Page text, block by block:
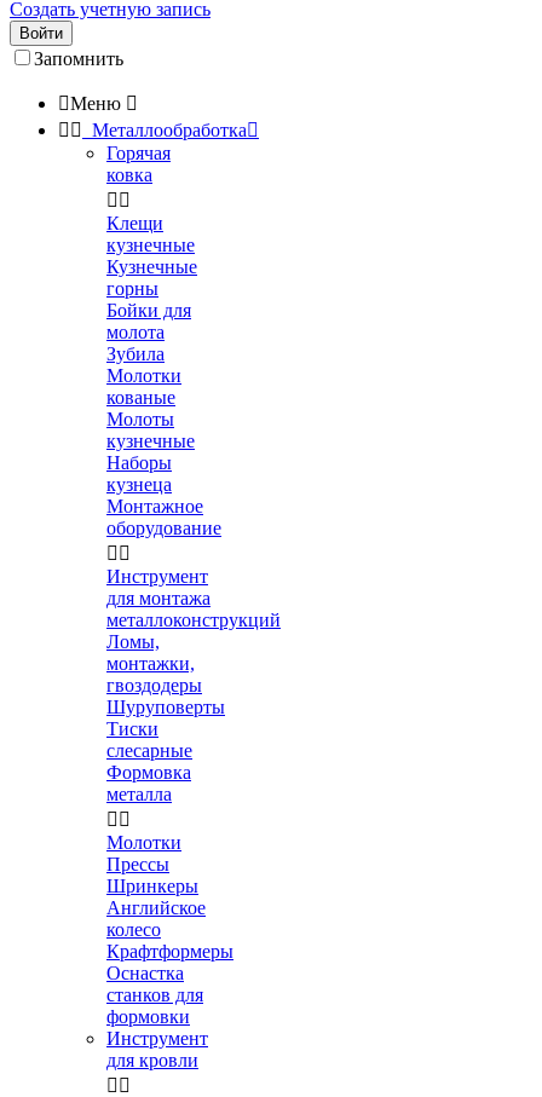
Создать учетную запись
Войти
Запомнить
Меню 
  Металлообработка
Горячая
ковка
 
Клещи
кузнечные
Кузнечные
горны
Бойки для
молота
Зубила
Молотки
кованые
Молоты
кузнечные
Наборы
кузнеца
Монтажное
оборудование
 
Инструмент
для монтажа
металлоконструкций
Ломы,
монтажки,
гвоздодеры
Шуруповерты
Тиски
слесарные
Формовка
металла
 
Молотки
Прессы
Шринкеры
Английское
колесо
Крафтформеры
Оснастка
станков для
формовки
Инструмент
для кровли
 